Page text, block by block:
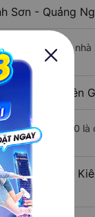
Sơn - Quảng
13:30 là của nhà
Hà Tiên - Kiên
vào lúc 14:00 là
từ Hà Tiên -